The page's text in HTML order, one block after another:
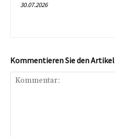
30.07.2026
Kommentieren Sie den Artikel